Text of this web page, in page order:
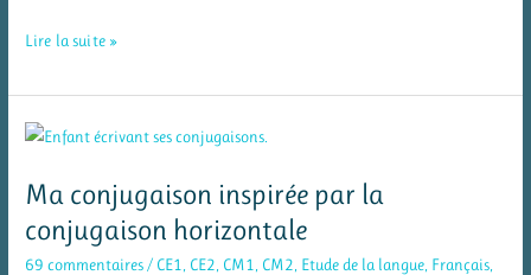
Multi
jeu
des
multiplications
Lire la suite »
Ma conjugaison inspirée par la
conjugaison horizontale
69 commentaires / CE1 CE2 CM1 CM2 Etude de la langue Français